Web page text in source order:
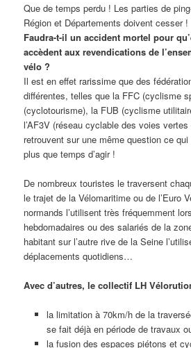
Que de temps perdu ! Les parties de
Région et Départements doivent cesser !
Faudra-t-il un accident mortel pour
accèdent aux revendications de
vélo ?
Il est en effet rarissime que des
différentes, telles que la FFC (cyclisme
(cyclotourisme), la FUB (cyclisme
l’AF3V (réseau cyclable des voies
retrouvent sur une même question ce qui
plus que temps d’agir !
De nombreux touristes le traversent
le trajet de la Vélomaritime ou de l’Euro
normands l’utilisent très fréquemment
hebdomadaires ou des salariés de la
habitant sur l’autre rive de la Seine
déplacements quotidiens…
Avec d’autres, le collectif LH
la limitation à 70km/h de la
se fait déjà en période de travaux
la fusion des espaces piétons et